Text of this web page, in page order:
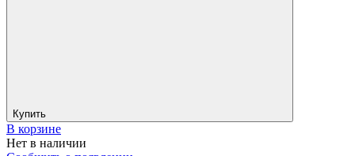
Купить
В корзине
Нет в наличии